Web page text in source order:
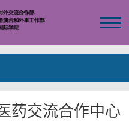
药交流合作中心